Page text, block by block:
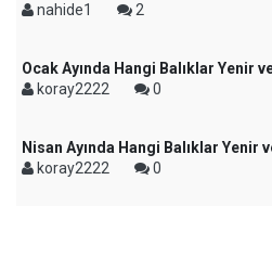
nahide1
2
Ocak Ayında Hangi Balıklar Yenir
koray2222
0
Nisan Ayında Hangi Balıklar Yenir
koray2222
0